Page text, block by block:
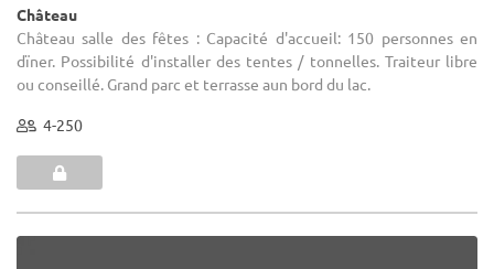
Château
Château salle des fêtes : Capacité d'accueil: 150 personnes en
dïner. Possibilité d'installer des tentes / tonnelles. Traiteur libre
ou conseillé. Grand parc et terrasse aun bord du lac.
4-250